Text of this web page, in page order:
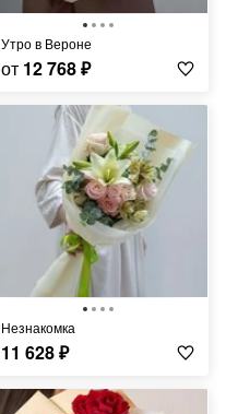
Утро в Вероне
от 12 768₽
Незнакомка
11 628₽